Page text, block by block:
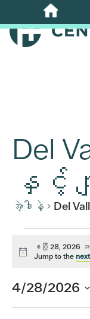
အဓိက
အကြောင်းအရာ
သို့
Del
နှင့် က
အဲ့ဒါနဲ့ Del
ဧပြီ
2026
သတိထား
ဧပြီ 28, 2026
Jump to the
4/28/2026